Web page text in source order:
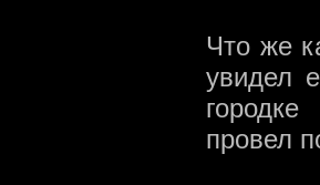
Что же
увидел
провел